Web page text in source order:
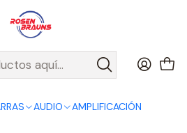
AUDIO AMPLIFICACIÓN
en Santiago urbano, Colina o
el despacho!
Ver Detalles
CUERDAS ERNIE BALL
ERNIE BALL
ERNIE BALL